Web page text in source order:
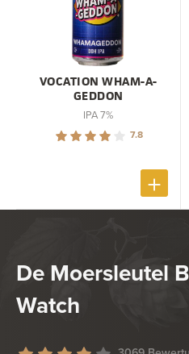
VOCATION WHAM-A-
GEDDON
IPA 7%
7.8
De Moersleutel
Watch